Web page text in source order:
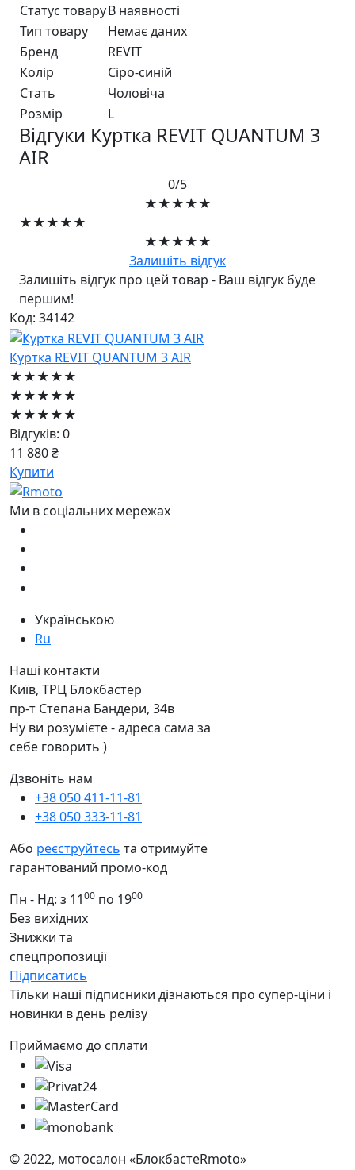
Статус товаруВ наявності
Тип товару
Немає даних
Бренд
REVIT
Колір
Сiро-синiй
Стать
Чоловiча
Розмір
L
Відгуки Куртка REVIT QUANTUM 3
AIR
0/5
★★★★★
★★★★★
★★★★★
Залишіть відгук
Залишіть відгук про цей товар - Ваш відгук буде
першим!
Код: 34142
Куртка REVIT QUANTUM 3 AIR
★★★★★
★★★★★
★★★★★
Відгуків: 0
11 880 ₴
Купити
Ми в соціальних мережах
Українською
Ru
Наші контакти
Київ, ТРЦ Блокбастер
пр-т Степана Бандери, 34в
Ну ви розумієте - адреса сама за
себе говорить )
Дзвоніть нам
+38 050 411-11-81
+38 050 333-11-81
Або реєструйтесь та отримуйте
гарантований промо-код
Пн - Нд: з 1100 по 1900
Без вихідних
Знижки та
спецпропозиції
Підписатись
Тільки наші підписники дізнаються про супер-ціни і
новинки в день релізу
Приймаємо до сплати
© 2022, мотосалон «БлокбастеRmoto»